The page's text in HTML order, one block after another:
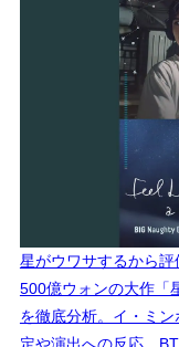
星がウワサするから
500億ウォンの大作「
を徹底分析。イ・ミ
定や演出への反応、